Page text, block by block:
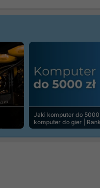
Jaki komputer do 5000
komputer do gier |